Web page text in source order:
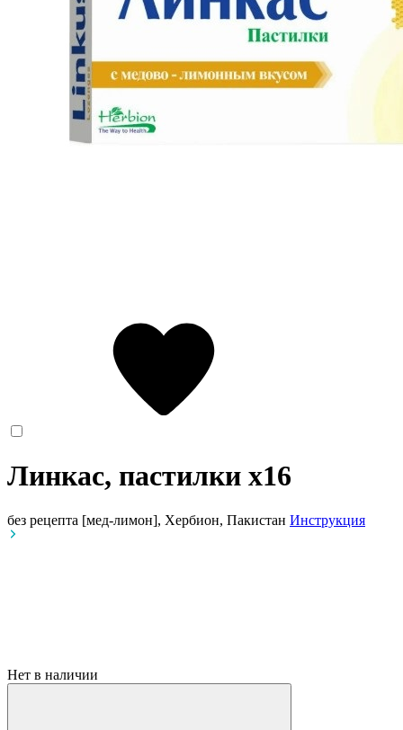
Линкас, пастилки x16
без рецепта [мед-лимон], Хербион, Пакистан Инструкция
Нет в наличии